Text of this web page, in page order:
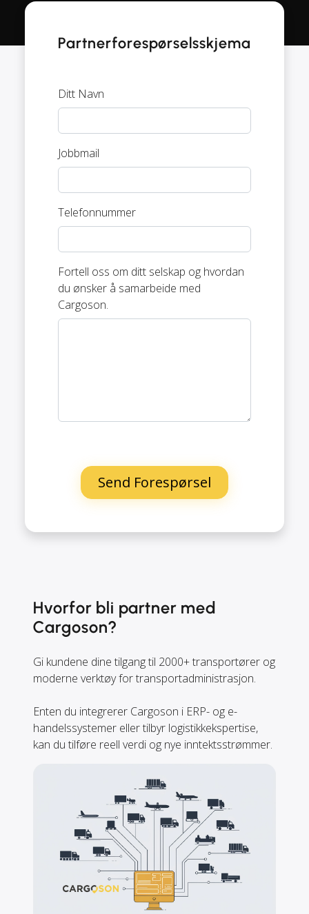
Partnerforespørselsskjema
Ditt Navn
Jobbmail
Telefonnummer
Fortell oss om ditt selskap og hvordan
du ønsker å samarbeide med
Cargoson.
Hvorfor bli partner med
Cargoson?
Gi kundene dine tilgang til 2000+ transportører og
moderne verktøy for transportadministrasjon.
Enten du integrerer Cargoson i ERP- og e-
handelssystemer eller tilbyr logistikkekspertise,
kan du tilføre reell verdi og nye inntektsstrømmer.